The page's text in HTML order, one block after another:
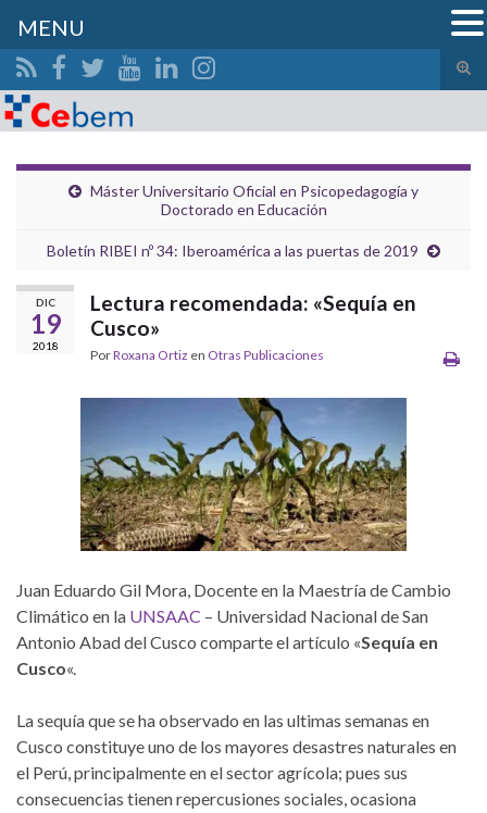
el
Search for:
Máster Universitario Oficial en Psicopedagogía y
Doctorado en Educación
Boletín RIBEI nº 34: Iberoamérica a las puertas de 2019
DIC
19
2018
Lectura recomendada: «Sequía en
Cusco»
PorRoxana Ortiz en Otras Publicaciones
Juan Eduardo Gil Mora, Docente en la Maestría de Cambio
Climático en la UNSAAC – Universidad Nacional de San
Antonio Abad del Cusco comparte el artículo «Sequía en
Cusco«.
La sequía que se ha observado en las ultimas semanas en
Cusco constituye uno de los mayores desastres naturales en
el Perú, principalmente en el sector agrícola; pues sus
consecuencias tienen repercusiones sociales, ocasiona
MENU